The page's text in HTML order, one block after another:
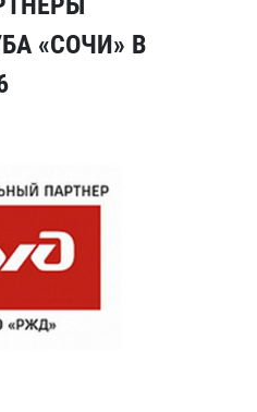
«СОЧИ» В